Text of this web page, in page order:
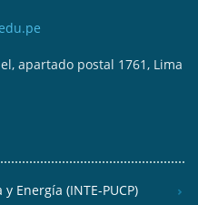
apartado postal 1761, Lima
Energía (INTE-PUCP)